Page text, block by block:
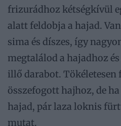
frizurádhoz kétségkívül
alatt feldobja a hajad.
sima és díszes, így
megtalálod a hajadhoz
illő darabot. Tökéletesen
összefogott hajhoz, de
hajad, pár laza loknis
mutat.